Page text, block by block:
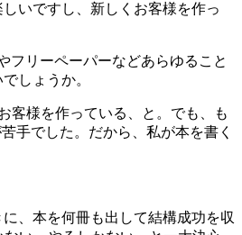
いですし、新しくお客様を作っ
フリーペーパーなどあらゆること
しょうか。
客様を作っている、と。でも、も
手でした。だから、私が本を書く
、本を何冊も出して結構成功を収